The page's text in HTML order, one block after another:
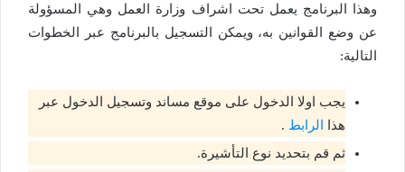
وهذا البرنامج يعمل تحت اشراف وزارة العمل وهي المسؤولة
عن وضع القوانين به، ويمكن التسجيل بالبرنامج عبر الخطوات
التالية:
يجب اولا الدخول على موقع مساند وتسجيل الدخول عبر
هذا الرابط .
ثم قم بتحديد نوع التأشيرة.